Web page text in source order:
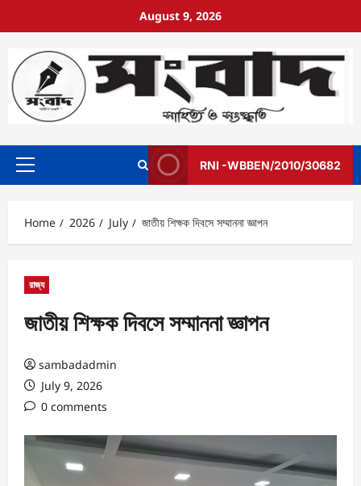
August 9, 2026
RNI -WBBEN/2010/30682
Home 2026 July জাতীয় শিক্ষক দিবসে সম্মাননা জ্ঞাপন
রাজ্য
জাতীয় শিক্ষক দিবসে সম্মাননা জ্ঞাপন
sambadadmin
July 9, 2026
0 comments